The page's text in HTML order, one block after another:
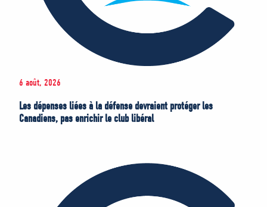
6 août, 2026
Les dépenses liées à la défense devraient protéger les
Canadiens, pas enrichir le club libéral